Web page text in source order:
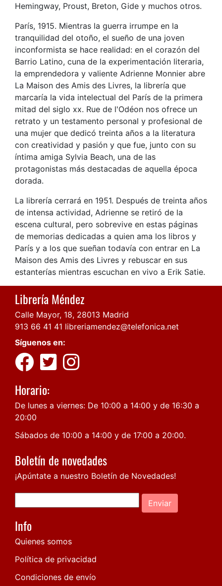
Hemingway, Proust, Breton, Gide y muchos otros.
París, 1915. Mientras la guerra irrumpe en la
tranquilidad del otoño, el sueño de una joven
inconformista se hace realidad: en el corazón del
Barrio Latino, cuna de la experimentación literaria,
la emprendedora y valiente Adrienne Monnier abre
La Maison des Amis des Livres, la librería que
marcaría la vida intelectual del París de la primera
mitad del siglo xx. Rue de l'Odéon nos ofrece un
retrato y un testamento personal y profesional de
una mujer que dedicó treinta años a la literatura
con creatividad y pasión y que fue, junto con su
íntima amiga Sylvia Beach, una de las
protagonistas más destacadas de aquella época
dorada.
La librería cerrará en 1951. Después de treinta años
de intensa actividad, Adrienne se retiró de la
escena cultural, pero sobrevive en estas páginas
de memorias dedicadas a quien ama los libros y
París y a los que sueñan todavía con entrar en La
Maison des Amis des Livres y rebuscar en sus
estanterías mientras escuchan en vivo a Erik Satie.
Librería Méndez
Calle Mayor, 18, 28013 Madrid
913 66 41 41 libreriamendez@telefonica.net
Síguenos en:
Horario:
De lunes a viernes: De 10:00 a 14:00 y de 16:30 a
20:00
Sábados de 10:00 a 14:00 y de 17:00 a 20:00.
Boletín de novedades
¡Apúntate a nuestro Boletín de Novedades!
Enviar
Info
Quienes somos
Política de privacidad
Condiciones de envío